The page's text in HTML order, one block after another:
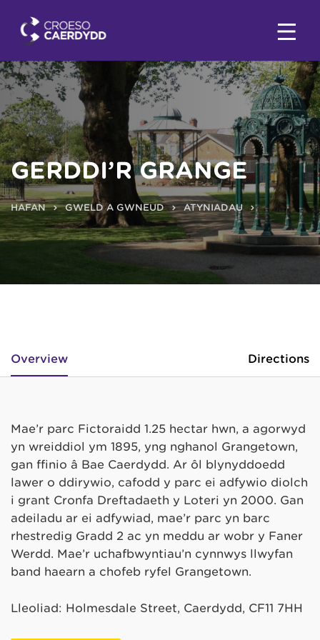
GERDDI’R GRANGE
HAFAN GWELD A GWNEUD ATYNIADAU
Overview Directions
Mae’r parc Fictoraidd 1.25 hectar hwn, a agorwyd
yn wreiddiol ym 1895, yng nghanol Grangetown,
gan ffinio â Bae Caerdydd. Ar ôl blynyddoedd
lawer o ddirywio, cafodd y parc ei adfywio diolch
i grant Cronfa Dreftadaeth y Loteri yn 2000. Gan
adeiladu ar ei adfywiad, mae’r parc yn barc
rhestredig Gradd 2 ac yn meddu ar wobr y Faner
Werdd. Mae’r uchafbwyntiau’n cynnwys llwyfan
band haearn a chofeb ryfel Grangetown.
Lleoliad: Holmesdale Street, Caerdydd, CF11 7HH